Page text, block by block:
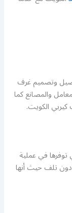
وتصميم غرف
والمصانع كما
الكويت.
توفرها في عملية
دون تلف حيث أنها